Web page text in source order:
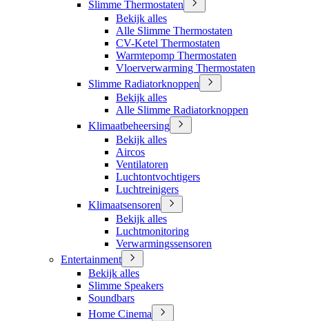
Slimme Thermostaten
Bekijk alles
Alle Slimme Thermostaten
CV-Ketel Thermostaten
Warmtepomp Thermostaten
Vloerverwarming Thermostaten
Slimme Radiatorknoppen
Bekijk alles
Alle Slimme Radiatorknoppen
Klimaatbeheersing
Bekijk alles
Aircos
Ventilatoren
Luchtontvochtigers
Luchtreinigers
Klimaatsensoren
Bekijk alles
Luchtmonitoring
Verwarmingssensoren
Entertainment
Bekijk alles
Slimme Speakers
Soundbars
Home Cinema